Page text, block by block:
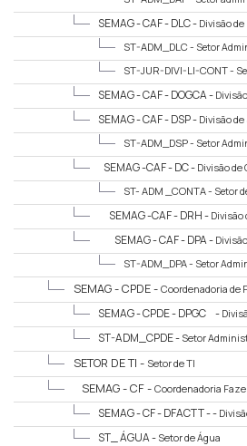
SEMAG - CAF - DLC - Divisão
ST-ADM_DLC - Setor
ST-JUR-DIVI-LI-CONT -
licitação e ContratoSEMAG - CAF - DOGCA -
Atendimento
SEMAG - CAF - DSP - Divisão
ST-ADM_DSP - Setor
SEMAG -CAF - DC - Divisão de
ST- ADM _CONTA - Setor
SEMAG -CAF - DRH - Divisão
SEMAG - CAF - DPA -
ST-ADM_DPA - Setor
SEMAG - CPDE - Coordenadoria de
Desenvolvimento EconômicoSEMAG - CPDE - DPGC -
ST-ADM_CPDE - Setor
Planejamento e Desenvolvimento Economico
SETOR DE TI - Setor de TI
SEMAG - CF - Coordenadoria
SEMAG - CF - DFACTT - -
Cadastro, Tributação e Taxas
ST_ ÁGUA - Setor de Água